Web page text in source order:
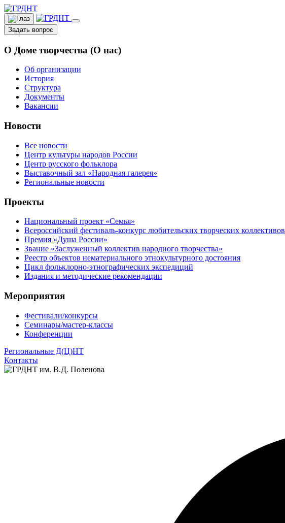
Задать вопрос
О Доме творчества (О нас)
Об организации
История
Структура
Документы
Вакансии
Новости
Все новости
Центр культуры народов России
Центр русского фольклора
Выставочный зал «Народная галерея»
Региональные новости
Проекты
Национальный проект «Семья»
Всероссийский фестиваль-конкурс любительских творческих коллективов
Премия «Душа России»
Звание «Заслуженный коллектив народного творчества»
Реестр объектов нематериального этнокультурного достояния
Цикл фольклорно-этнографических экспедиций
Издания и методические рекомендации
Мероприятия
Фестивали/конкурсы
Семинары/мастер-классы
Конференции
Региональные Д(Ц)НТ
Контакты